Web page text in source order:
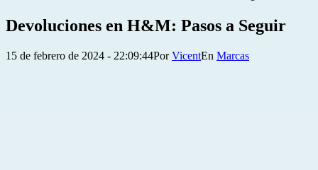
Devoluciones en H&M: Pasos a Seguir
Publicada
15 de febrero de 2024 - 22:09:44PorVicent
Categorizado
Marcas